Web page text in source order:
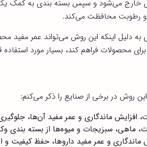
خارج می‌شود و سپس بسته بندی به کمک
و رطوبت محافظت می‌کند.
دلیل اینکه این روش می‌تواند عمر مفید
محصولات فراهم کند، بسیار مورد استفاده
روش در برخی از صنایع را ذکر می‌کنم:
ماندگاری و عمر مفید آن‌ها،
ماهی، سبزیجات و میوه‌ها از بسته بندی
و عمر مفید داروها، حفظ کیفیت و